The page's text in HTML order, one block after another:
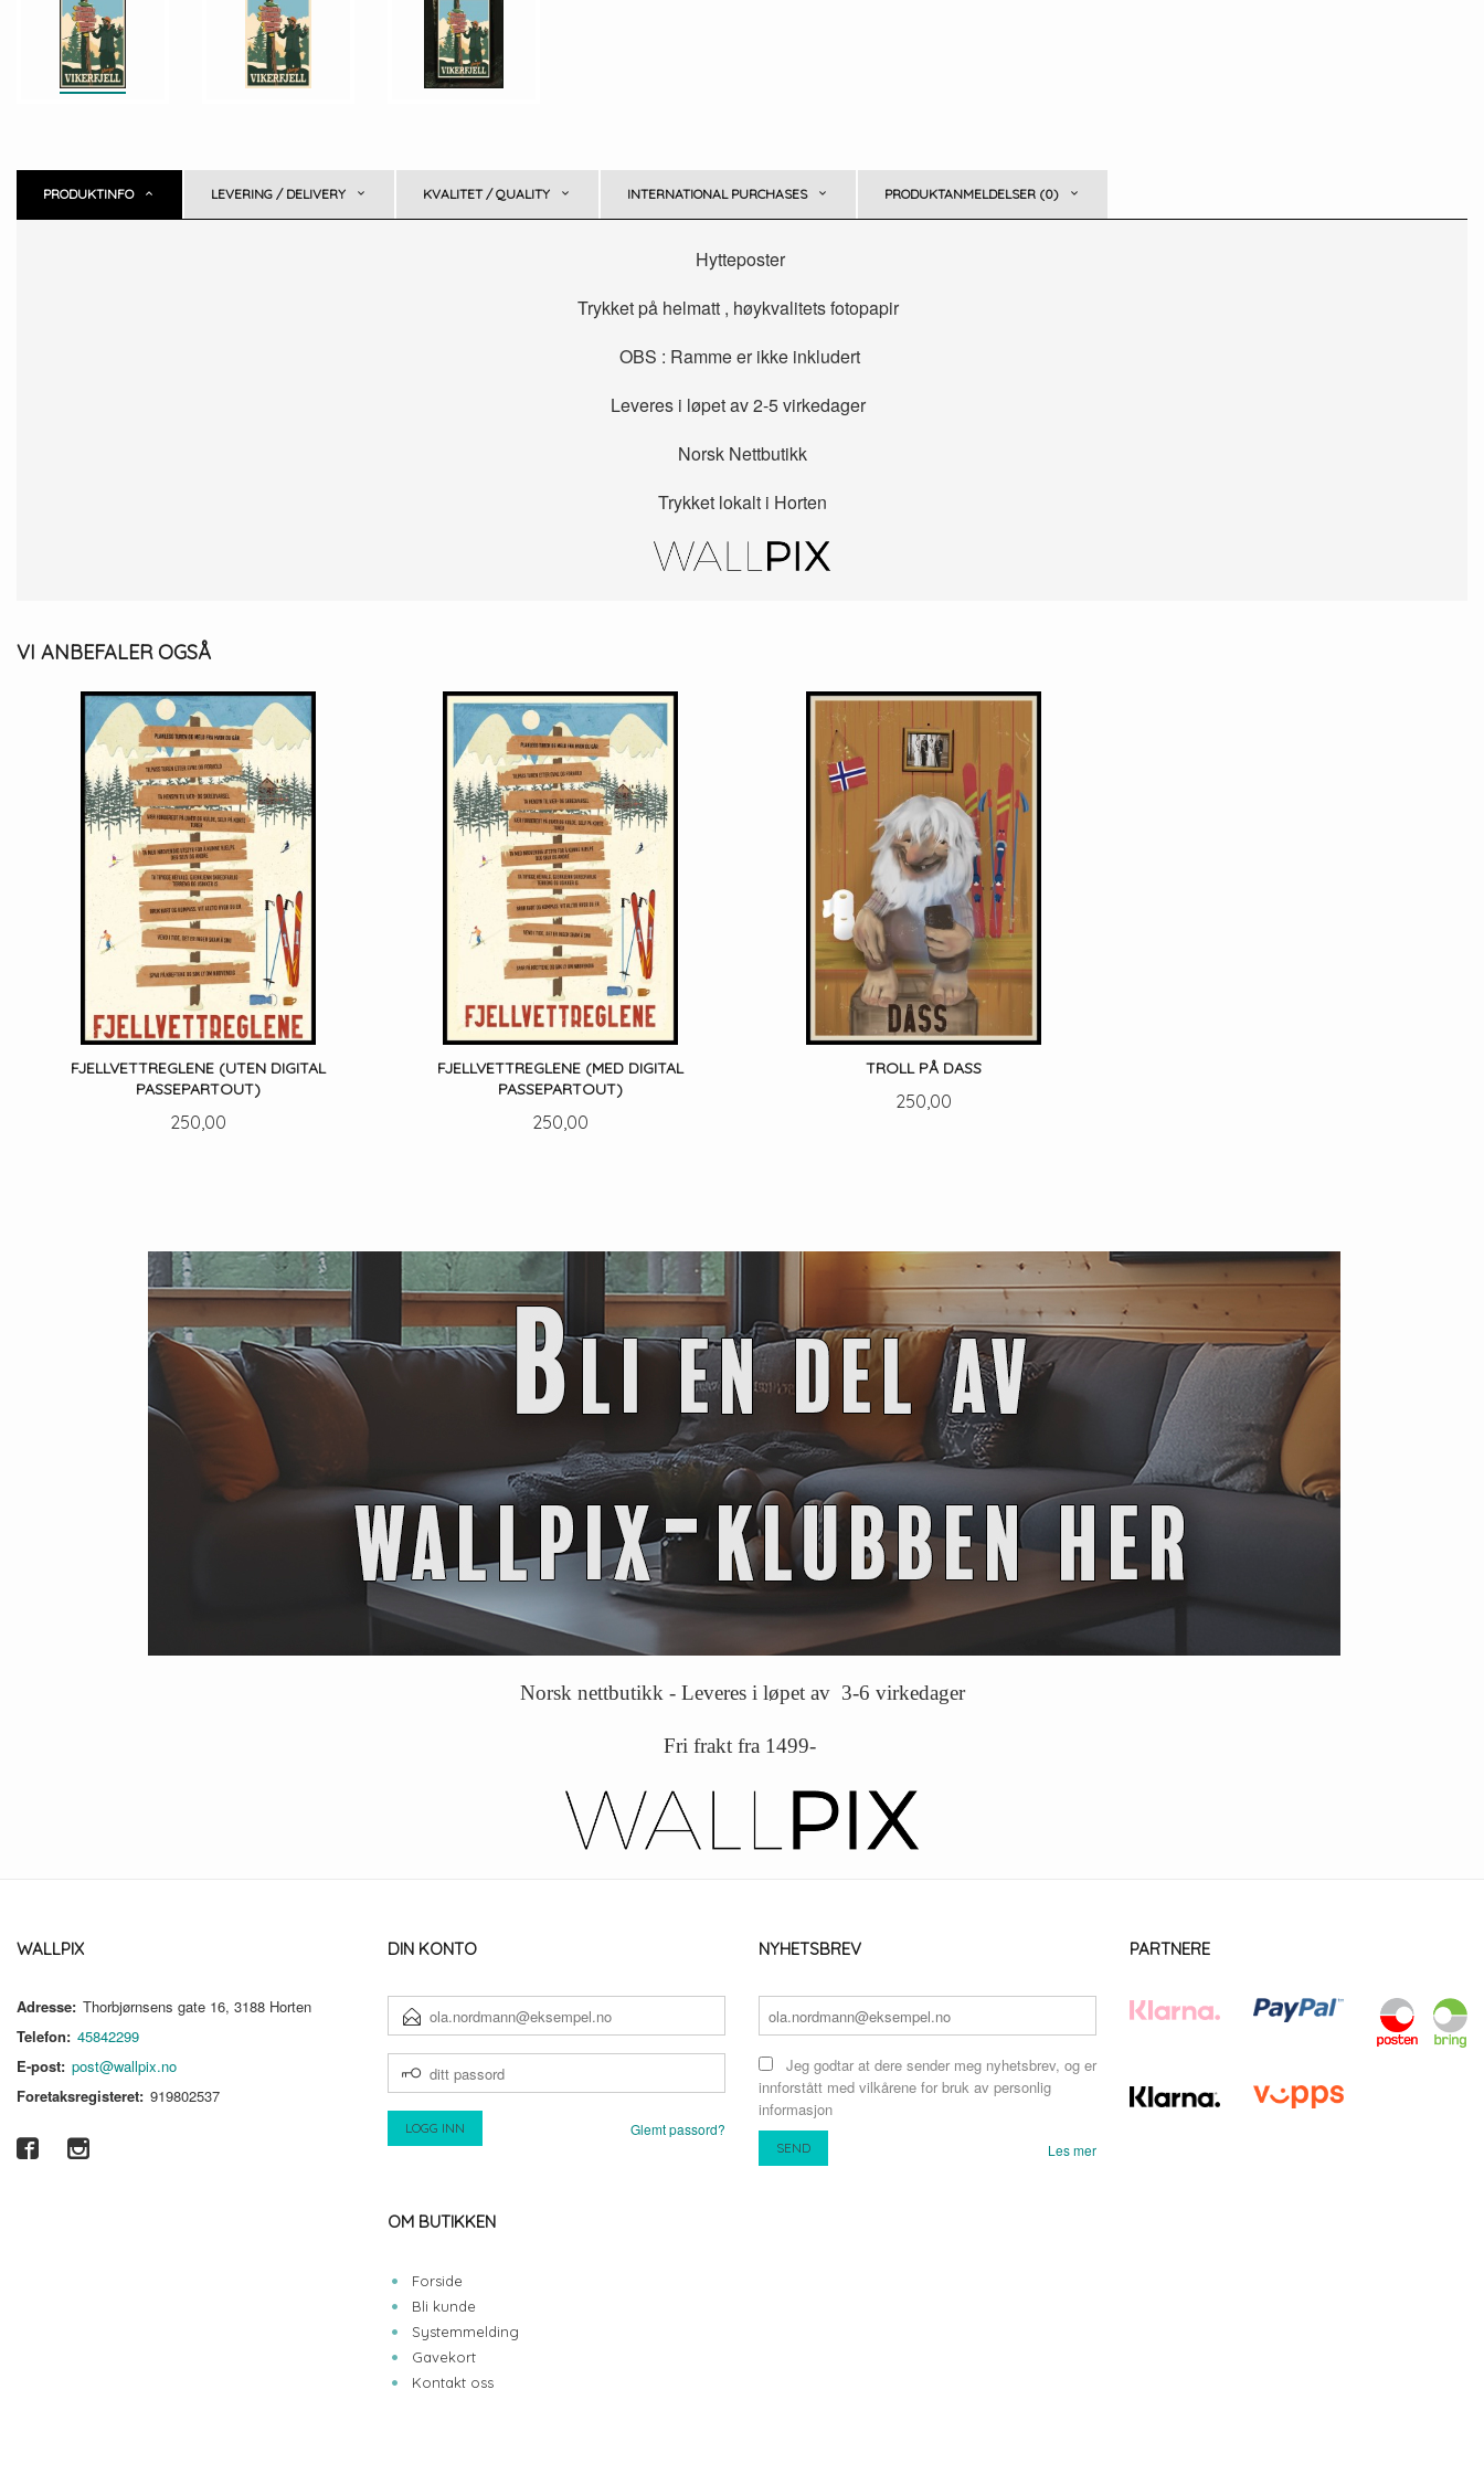
PRODUKTINFO LEVERING / DELIVERY KVALITET / QUALITY INTERNATIONAL PURCHASES PRODUKTANMELDELSER (0)
Hytteposter
Trykket på helmatt , høykvalitets fotopapir
OBS : Ramme er ikke inkludert
Leveres i løpet av 2-5 virkedager
Norsk Nettbutikk
Trykket lokalt i Horten
VI ANBEFALER OGSÅ
FJELLVETTREGLENE (UTEN DIGITAL
PASSEPARTOUT)
Pris
250,00
FJELLVETTREGLENE (MED DIGITAL
PASSEPARTOUT)
Pris
250,00
TROLL PÅ DASS
Pris
250,00
Norsk nettbutikk - Leveres i løpet av 3-6 virkedager
Fri frakt fra 1499-
WALLPIX
Adresse: Thorbjørnsens gate 16, 3188 Horten
Telefon: 45842299
E-post: post@wallpix.no
Foretaksregisteret: 919802537
DIN KONTO
POSTADRESSE
PASSORD
Glemt passord?
OM BUTIKKEN
Forside
Bli kunde
Systemmelding
Gavekort
Kontakt oss
NYHETSBREV
Jeg godtar at dere sender meg nyhetsbrev, og er
innforstått med vilkårene for bruk av personlig
informasjon
Les mer
PARTNERE